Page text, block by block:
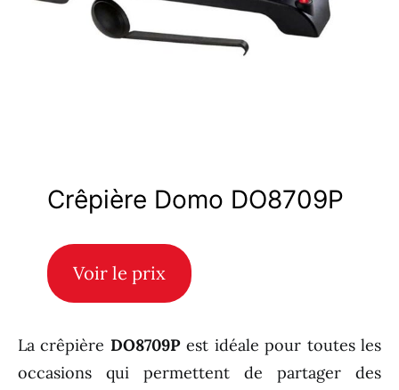
Crêpière Domo DO8709P
Voir le prix
La crêpière DO8709Pest idéale pour toutes les
occasions qui permettent de partager des